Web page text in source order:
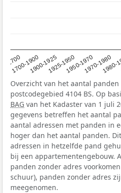
<1700
1700-19001900-19251925-19501950-19701970-1980
Overzicht van het aantal
postcodegebied 4104 BS. Op
BAG van het Kadaster van 1 juli
gegevens betreffen het aantal
aantal adressen met panden in
hoger dan het aantal panden.
adressen in hetzelfde pand
bij een appartementengebouw.
panden zonder adres
schuur), panden zonder adres
meegenomen.